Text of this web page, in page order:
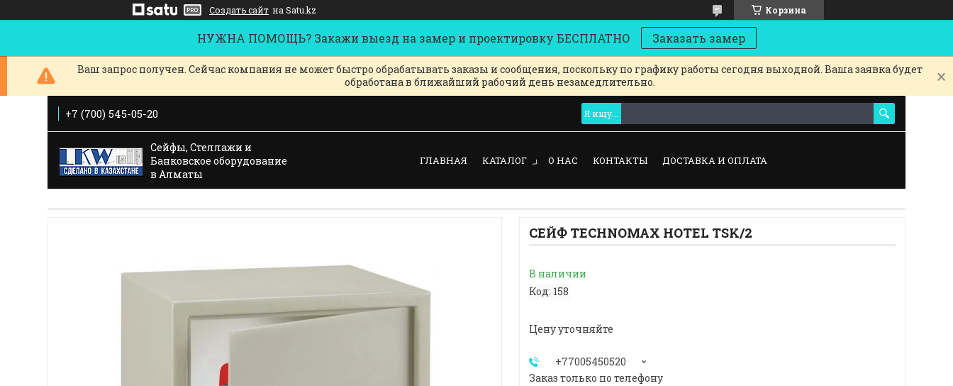
Создать сайт на Satu.kz Корзина
НУЖНА ПОМОЩЬ? Закажи выезд на замер и проектировку БЕСПЛАТНО Заказать замер
Ваш запрос получен. Сейчас компания не может быстро обрабатывать заказы и сообщения, поскольку по графику работы сегодня выходной. Ваша заявка будет
обработана в ближайший рабочий день незамедлительно.
+7 (700) 545-05-20
Сейфы, Стеллажи и
Банковское оборудование
в Алматы
ГЛАВНАЯ КАТАЛОГ О НАС КОНТАКТЫ ДОСТАВКА И ОПЛАТА
СЕЙФ TECHNOMAX HOTEL TSK/2
В наличии
Код: 158
Цену уточняйте
+77005450520
Заказ только по телефону